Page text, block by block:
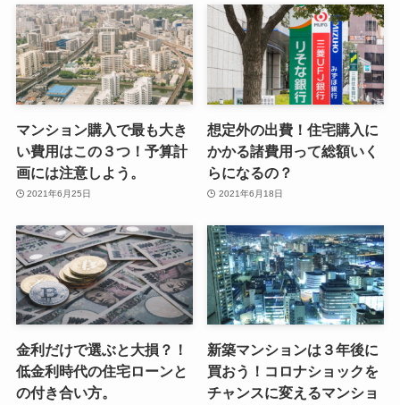
マンション購入で最も大き
い費用はこの３つ！予算計
画には注意しよう。
2021年6月25日
想定外の出費！住宅購入に
かかる諸費用って総額いく
らになるの？
2021年6月18日
金利だけで選ぶと大損？！
低金利時代の住宅ローンと
の付き合い方。
新築マンションは３年後に
買おう！コロナショックを
チャンスに変えるマンショ